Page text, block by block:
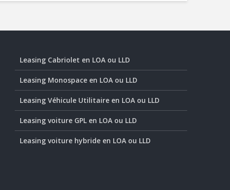
Leasing Cabriolet en LOA ou LLD
Leasing Monospace en LOA ou LLD
Leasing Véhicule Utilitaire en LOA ou LLD
Leasing voiture GPL en LOA ou LLD
Leasing voiture hybride en LOA ou LLD